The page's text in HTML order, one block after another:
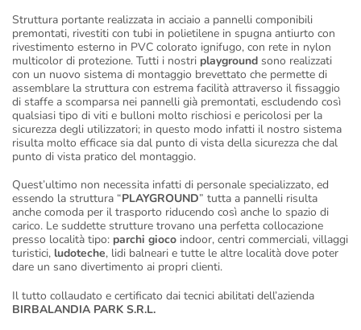
Struttura portante realizzata in acciaio a pannelli componibili
premontati, rivestiti con tubi in polietilene in spugna antiurto con
rivestimento esterno in PVC colorato ignifugo, con rete in nylon
multicolor di protezione. Tutti i nostri playground sono realizzati
con un nuovo sistema di montaggio brevettato che permette di
assemblare la struttura con estrema facilità attraverso il fissaggio
di staffe a scomparsa nei pannelli già premontati, escludendo così
qualsiasi tipo di viti e bulloni molto rischiosi e pericolosi per la
sicurezza degli utilizzatori; in questo modo infatti il nostro sistema
risulta molto efficace sia dal punto di vista della sicurezza che dal
punto di vista pratico del montaggio.
Quest’ultimo non necessita infatti di personale specializzato, ed
essendo la struttura “PLAYGROUND” tutta a pannelli risulta
anche comoda per il trasporto riducendo così anche lo spazio di
carico. Le suddette strutture trovano una perfetta collocazione
presso località tipo: parchi gioco indoor, centri commerciali, villaggi
turistici, ludoteche, lidi balneari e tutte le altre località dove poter
dare un sano divertimento ai propri clienti.
Il tutto collaudato e certificato dai tecnici abilitati dell’azienda
BIRBALANDIA PARK S.R.L.